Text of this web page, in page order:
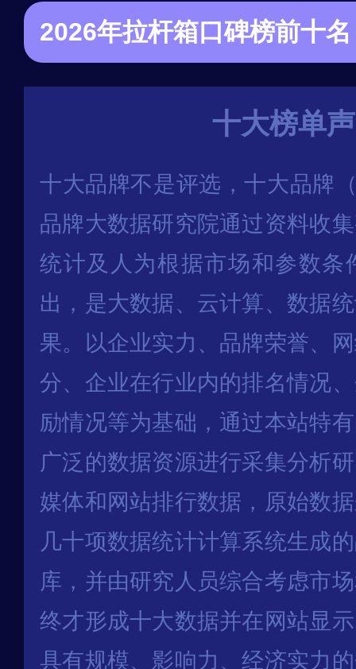
十大榜单
十大品牌不是评选，十大品牌
品牌大数据研究院通过资料收
统计及人为根据市场和参数条
出，是大数据、云计算、数据
果。以企业实力、品牌荣誉、
分、企业在行业内的排名情况
励情况等为基础，通过本站特
广泛的数据资源进行采集分析
媒体和网站排行数据，原始数
几十项数据统计计算系统生成
库，并由研究人员综合考虑市
终才形成十大数据并在网站显
具有规模、影响力、经济实力